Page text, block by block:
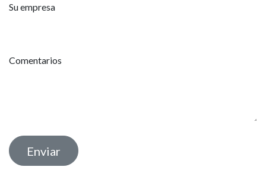
Su empresa
Comentarios
Enviar